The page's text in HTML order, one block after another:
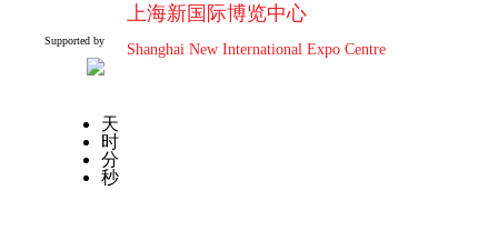
上海新国际博览中心
Shanghai New International Expo Centre
Supported by
天
时
分
秒